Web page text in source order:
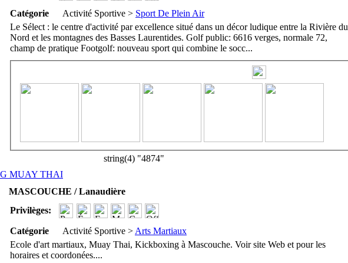
Catégorie Activité Sportive > Sport De Plein Air
Le Sélect : le centre d'activité par excellence situé dans un décor ludique entre la Rivière du
Nord et les montagnes des Basses Laurentides. Golf public: 6616 verges, normale 72,
champ de pratique Footgolf: nouveau sport qui combine le socc...
string(4) "4874"
MUAY THAI
MASCOUCHE / Lanaudière
Privilèges:
Catégorie Activité Sportive > Arts Martiaux
Ecole d'art martiaux, Muay Thai, Kickboxing à Mascouche. Voir site Web et pour les
horaires et coordonées....